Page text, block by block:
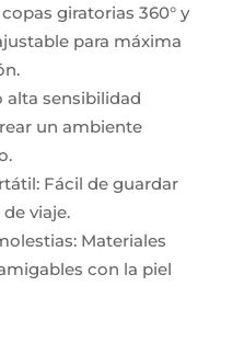
giratorias 360° y
para máxima
alta sensibilidad
un ambiente
Fácil de guardar
viaje.
Materiales
con la piel